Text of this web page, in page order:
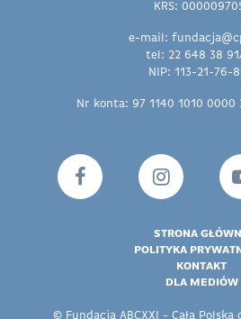
KRS:
e-mail:
tel: 22 648 38
NIP: 113-21-76-
Nr konta: 97 1140 1010 0000
© Fundacja ABCXXI - Cała Polska
STRONA
POLITYKA
KONTAKT
DLA MEDIÓW